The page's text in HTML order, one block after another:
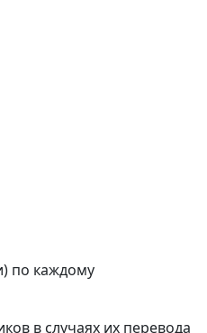
по каждому
в случаях их перевода